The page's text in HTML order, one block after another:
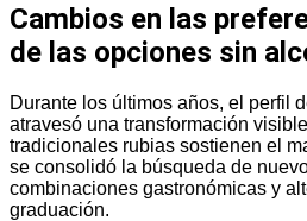
Cambios en las
de las opciones sin
Durante los últimos años, el perfil
atravesó una transformación
tradicionales rubias sostienen el
se consolidó la búsqueda de
combinaciones gastronómicas y
graduación.